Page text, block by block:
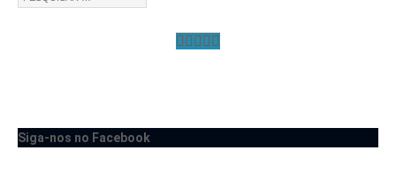
Siga-nos no Facebook